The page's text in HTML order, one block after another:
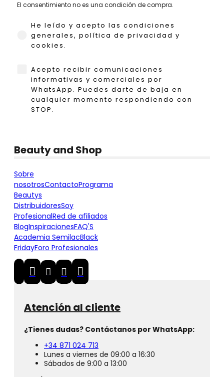
El consentimiento no es una condición de compra.
He leído y acepto las condiciones
He leído y acepto las condiciones
generales, política de privacidad y
cookies.
WhatsApp
Acepto recibir comunicaciones
informativas y comerciales por
WhatsApp. Puedes darte de baja en
cualquier momento respondiendo con
STOP.
Beauty and Shop
Sobre
nosotrosContactoPrograma
Beautys
DistribuidoresSoy
ProfesionalRed de afiliados
BlogInspiracionesFAQ'S
Academia SemilacBlack
FridayForo Profesionales
Atención al cliente
¿Tienes dudas? Contáctanos por WhatsApp:
+34 871 024 713
Lunes a viernes de 09:00 a 16:30
Sábados de 9:00 a 13:00